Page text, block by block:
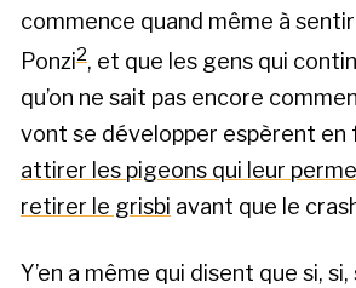
commence quand même à
Ponzi2, et que les gens qui
qu’on ne sait pas encore
vont se développer espèrent en
attirer les pigeons qui leur
retirer le grisbi avant que le
Y’en a même qui disent que si, si,